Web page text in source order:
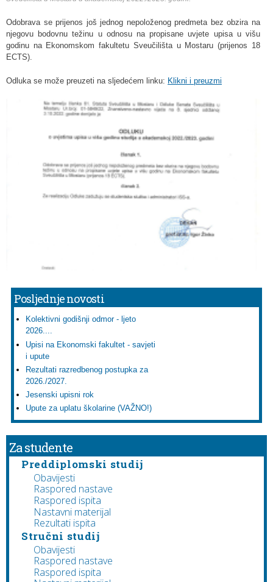
Odobrava se prijenos još jednog nepoloženog predmeta bez obzira na
njegovu bodovnu težinu u odnosu na propisane uvjete upisa u višu
godinu na Ekonomskom fakultetu Sveučilišta u Mostaru (prijenos 18
ECTS).
Odluka se može preuzeti na sljedećem linku: Klikni i preuzmi
Posljednje novosti
Kolektivni godišnji odmor - ljeto
2026....
Upisi na Ekonomski fakultet - savjeti
i upute
Rezultati razredbenog postupka za
2026./2027.
Jesenski upisni rok
Upute za uplatu školarine (VAŽNO!)
Za studente
Preddiplomski studij
Obavijesti
Raspored nastave
Raspored ispita
Nastavni materijal
Rezultati ispita
Stručni studij
Obavijesti
Raspored nastave
Raspored ispita